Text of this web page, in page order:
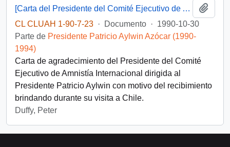
[Carta del Presidente del Comité Ejecutivo de Amnistía Internacional dirigida al Presidente Patricio Aylwin]
CL CLUAH 1-90-7-23 · Documento · 1990-10-30
Parte de Presidente Patricio Aylwin Azócar (1990-
1994)
Carta de agradecimiento del Presidente del Comité
Ejecutivo de Amnistía Internacional dirigida al
Presidente Patricio Aylwin con motivo del recibimiento
brindando durante su visita a Chile.
Duffy, Peter